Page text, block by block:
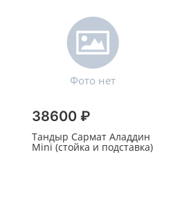
38600 ₽
Тандыр Сармат Аладдин
Mini (стойка и подставка)